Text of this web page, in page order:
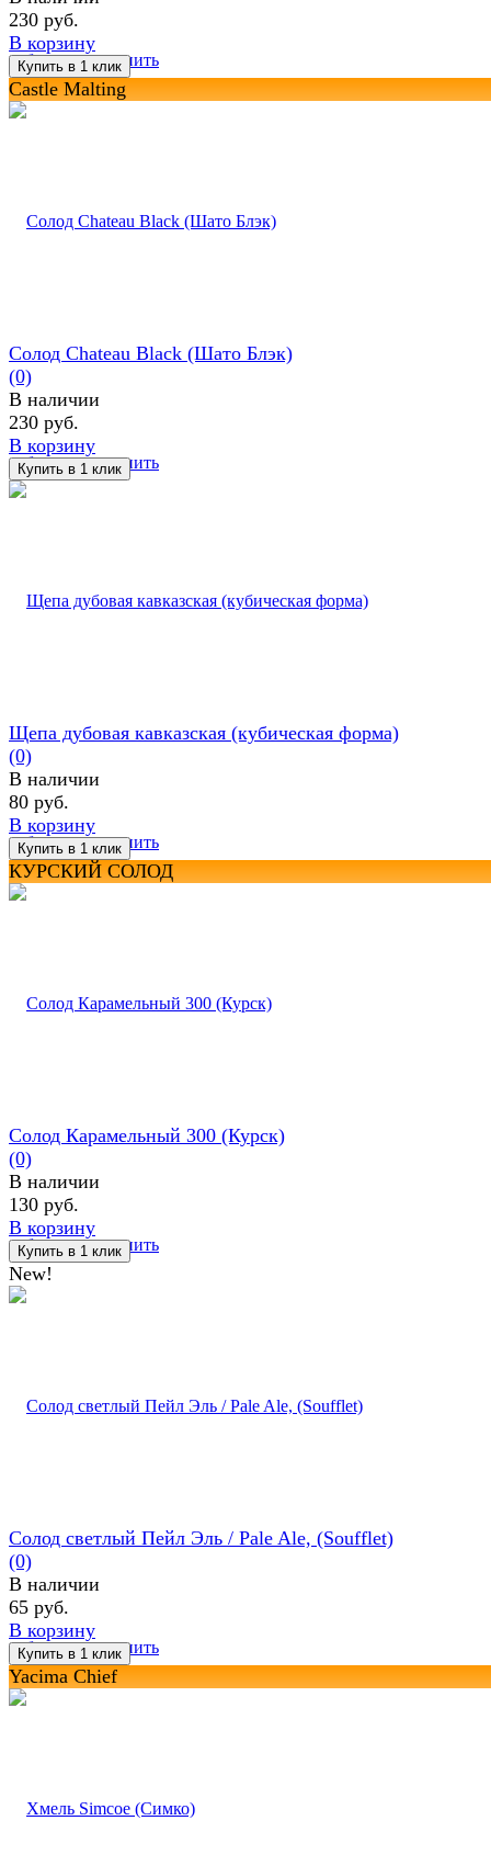
избранное сравнить
230 руб.
В корзину
Castle Malting
избранное сравнить
Солод Chateau Black (Шато Блэк)
(0)
В наличии
230 руб.
В корзину
избранное сравнить
Щепа дубовая кавказская (кубическая форма)
(0)
В наличии
80 руб.
В корзину
КУРСКИЙ СОЛОД
избранное сравнить
Солод Карамельный 300 (Курск)
(0)
В наличии
130 руб.
В корзину
New!
избранное сравнить
Солод светлый Пейл Эль / Pale Ale, (Soufflet)
(0)
В наличии
65 руб.
В корзину
Yacima Chief